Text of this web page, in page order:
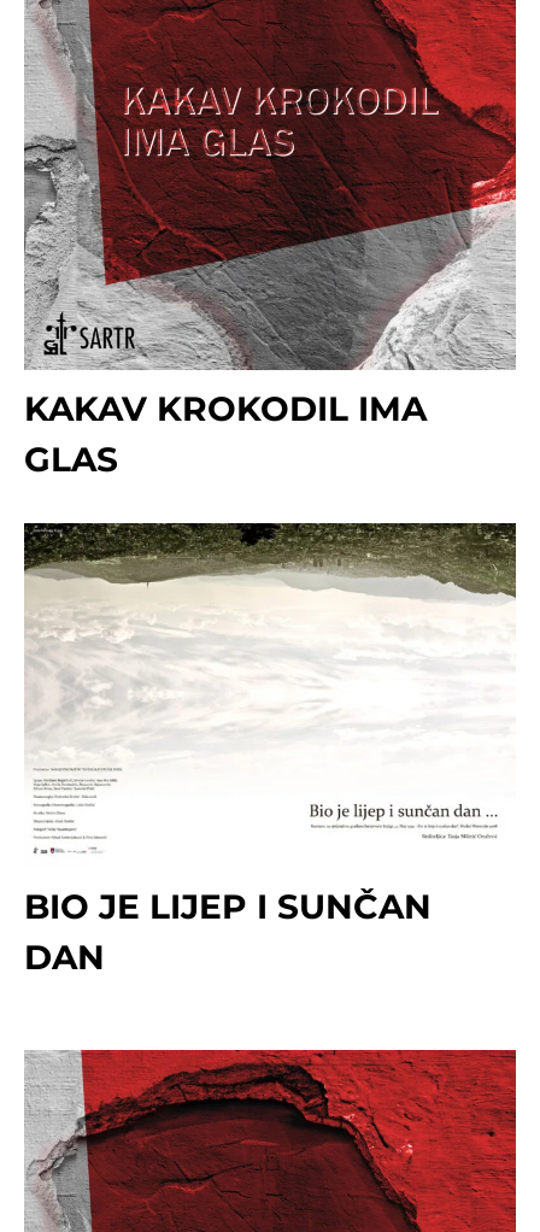
KAKAV KROKODIL IMA
GLAS
BIO JE LIJEP I SUNČAN
DAN